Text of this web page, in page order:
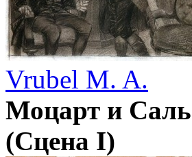
Vrubel M. A.
Моцарт и
(Сцена I)